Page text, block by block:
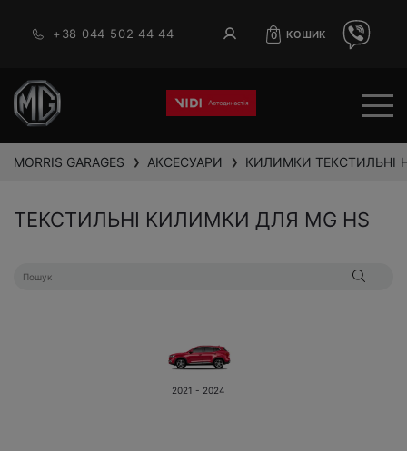
+38 044 502 44 44 0 КОШИК
MORRIS GARAGES ❯ АКСЕСУАРИ ❯ КИЛИМКИ ТЕКСТИЛЬНІ
ТЕКСТИЛЬНІ КИЛИМКИ ДЛЯ MG HS
2021 - 2024